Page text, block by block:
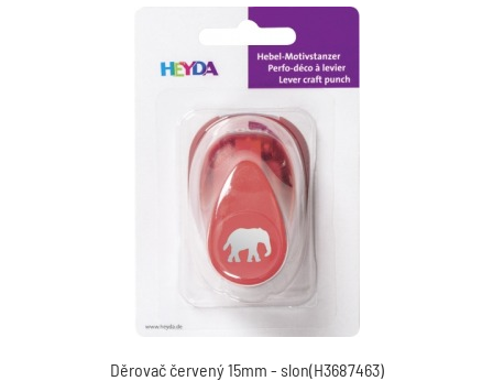
Děrovač červený 15mm - slon(H3687463)